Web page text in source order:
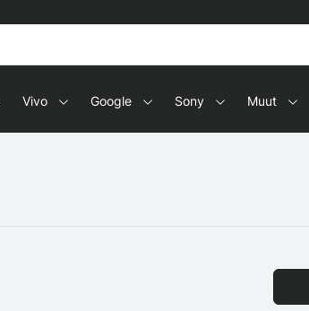
Vivo Google Sony Muut